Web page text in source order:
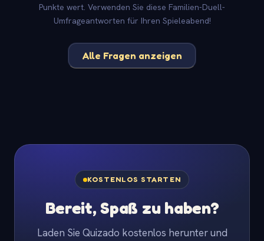
Punkte wert. Verwenden Sie diese Familien-Duell-
Umfrageantworten für Ihren Spieleabend!
Alle Fragen anzeigen
KOSTENLOS STARTEN
Bereit, Spaß zu haben?
Laden Sie Quizado kostenlos herunter und